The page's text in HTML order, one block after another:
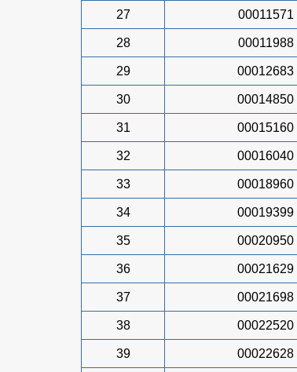
27 00011571
28 00011988
29 00012683
30 00014850
31 00015160
32 00016040
33 00018960
34 00019399
35 00020950
36 00021629
37 00021698
38 00022520
39 00022628